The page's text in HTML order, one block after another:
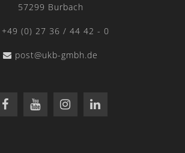
57299 Burbach
+49 (0) 27 36 / 44 42 - 0
post@ukb-gmbh.de